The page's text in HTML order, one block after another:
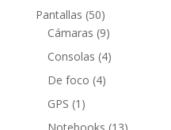
producto
Pantallas 5050
productos
Cámaras 99
productos
Consolas 44
De foco 44
GPS 1 1
producto13